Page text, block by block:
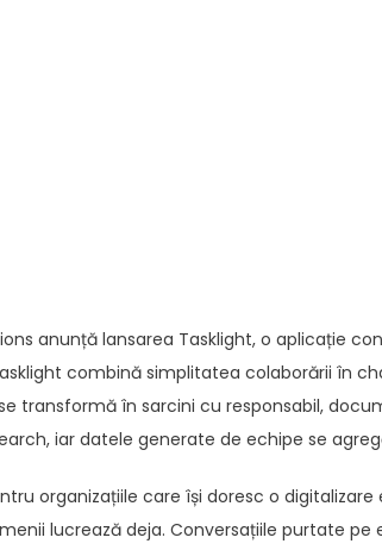
anunță lansarea Tasklight, o aplicație
combină simplitatea colaborării în
transformă în sarcini cu responsabil,
iar datele generate de echipe se
organizațiile care își doresc o
lucrează deja. Conversațiile purtate pe